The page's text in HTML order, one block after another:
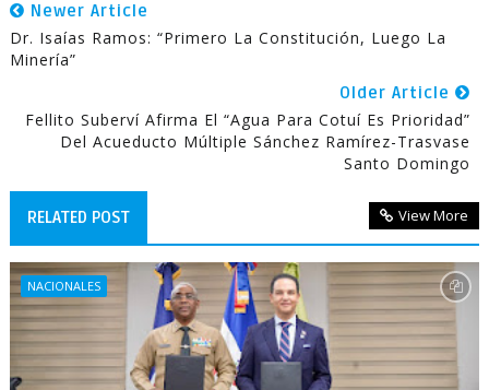
Newer Article
Dr. Isaías Ramos: “Primero La Constitución, Luego La
Minería”
Older Article
Fellito Suberví Afirma El “agua Para Cotuí Es Prioridad”
Del Acueducto Múltiple Sánchez Ramírez-Trasvase
Santo Domingo
RELATED POST View More
NACIONALES